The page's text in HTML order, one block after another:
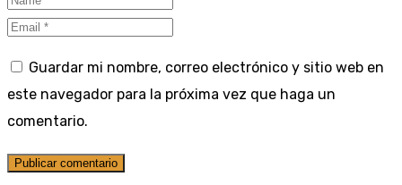
Guardar mi nombre, correo electrónico y sitio web en
este navegador para la próxima vez que haga un
comentario.